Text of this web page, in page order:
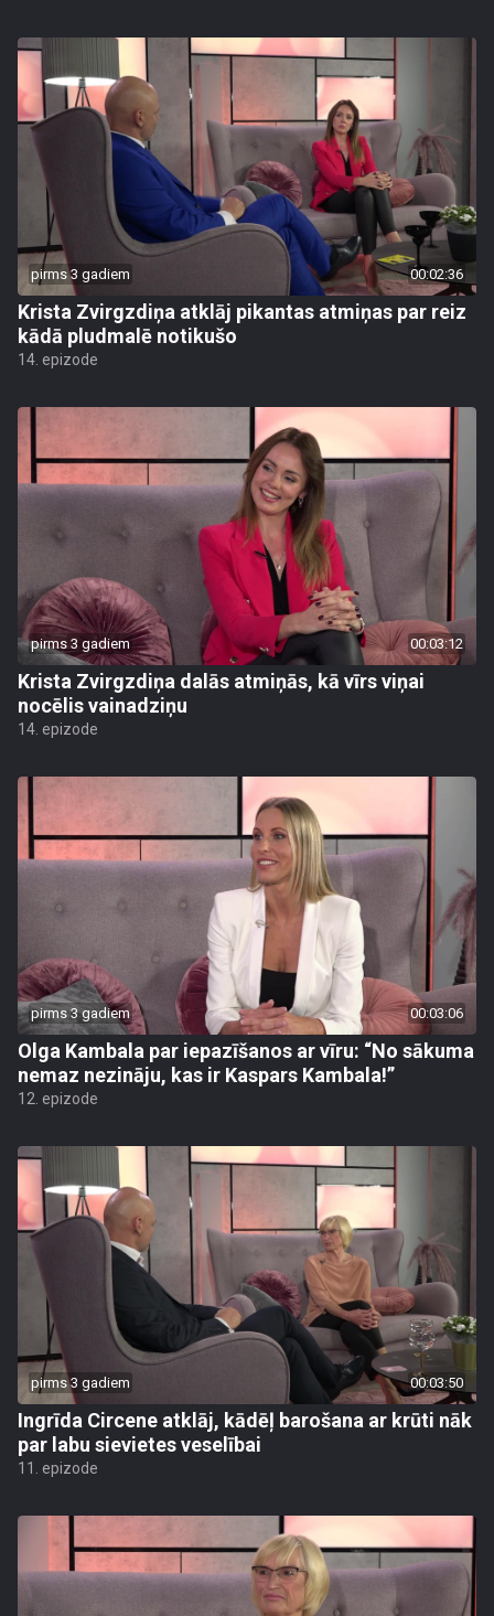
pirms 3 gadiem 00:02:36
Krista Zvirgzdiņa atklāj pikantas atmiņas par reiz
kādā pludmalē notikušo
14. epizode
pirms 3 gadiem 00:03:12
Krista Zvirgzdiņa dalās atmiņās, kā vīrs viņai
nocēlis vainadziņu
14. epizode
pirms 3 gadiem 00:03:06
Olga Kambala par iepazīšanos ar vīru: “No sākuma
nemaz nezināju, kas ir Kaspars Kambala!”
12. epizode
pirms 3 gadiem 00:03:50
Ingrīda Circene atklāj, kādēļ barošana ar krūti nāk
par labu sievietes veselībai
11. epizode